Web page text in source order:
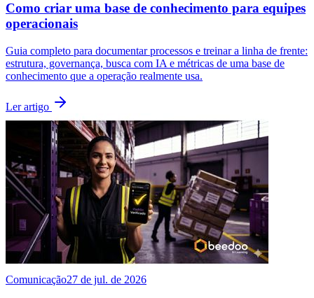
Como criar uma base de conhecimento para equipes
operacionais
Guia completo para documentar processos e treinar a linha de frente:
estrutura, governança, busca com IA e métricas de uma base de
conhecimento que a operação realmente usa.
Ler artigo
Comunicação27 de jul. de 2026